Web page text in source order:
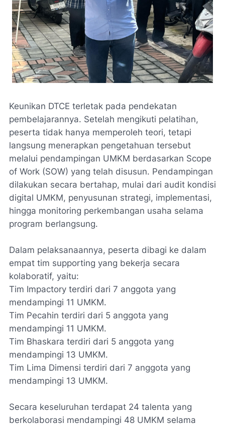
Keunikan DTCE terletak pada pendekatan
pembelajarannya. Setelah mengikuti pelatihan,
peserta tidak hanya memperoleh teori, tetapi
langsung menerapkan pengetahuan tersebut
melalui pendampingan UMKM berdasarkan Scope
of Work (SOW) yang telah disusun. Pendampingan
dilakukan secara bertahap, mulai dari audit kondisi
digital UMKM, penyusunan strategi, implementasi,
hingga monitoring perkembangan usaha selama
program berlangsung.
Dalam pelaksanaannya, peserta dibagi ke dalam
empat tim supporting yang bekerja secara
kolaboratif, yaitu:
Tim Impactory terdiri dari 7 anggota yang
mendampingi 11 UMKM.
Tim Pecahin terdiri dari 5 anggota yang
mendampingi 11 UMKM.
Tim Bhaskara terdiri dari 5 anggota yang
mendampingi 13 UMKM.
Tim Lima Dimensi terdiri dari 7 anggota yang
mendampingi 13 UMKM.
Secara keseluruhan terdapat 24 talenta yang
berkolaborasi mendampingi 48 UMKM selama